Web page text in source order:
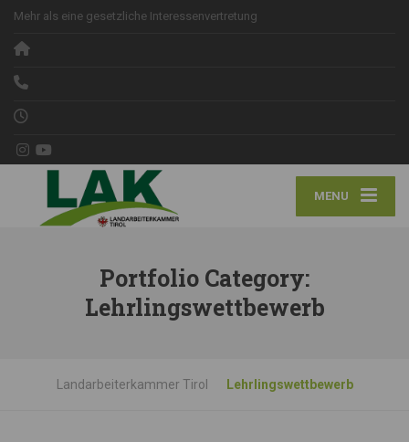
Mehr als eine gesetzliche Interessenvertretung
MENU
Portfolio Category:
Lehrlingswettbewerb
Landarbeiterkammer Tirol Lehrlingswettbewerb